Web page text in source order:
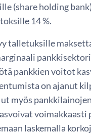
(share holding
14 %.
talletuksille
pankkien voitot
on ajanut
myös
laskemalla